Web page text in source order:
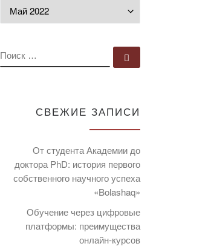
ПОИСК
СВЕЖИЕ ЗАПИСИ
От студента Академии до
доктора PhD: история первого
собственного научного успеха
«Bolashaq»
Обучение через цифровые
платформы: преимущества
онлайн-курсов